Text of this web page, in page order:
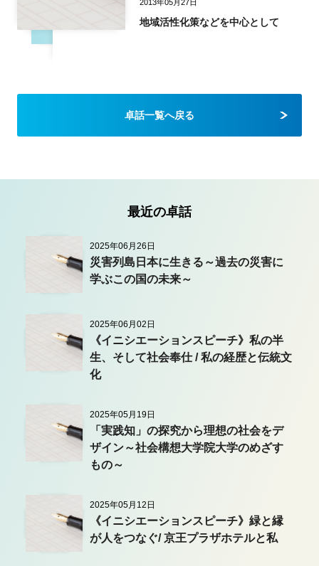
2013年05月27日
地域活性化策などを中心として
卓話一覧へ戻る
最近の卓話
2025年06月26日
災害列島日本に生きる～過去の災害に
学ぶこの国の未来～
2025年06月02日
《イニシエーションスピーチ》私の半
生、そして社会奉仕 / 私の経歴と伝統文
化
2025年05月19日
「実践知」の探究から理想の社会をデ
ザイン～社会構想大学院大学のめざす
もの～
2025年05月12日
《イニシエーションスピーチ》緑と縁
が人をつなぐ/ 京王プラザホテルと私